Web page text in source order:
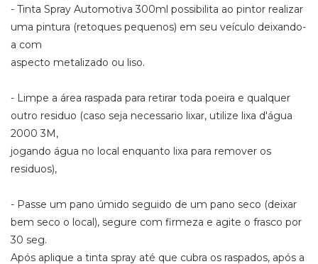
- Tinta Spray Automotiva 300ml possibilita ao pintor realizar
uma pintura (retoques pequenos) em seu veículo deixando-
a com
aspecto metalizado ou liso.
- Limpe a área raspada para retirar toda poeira e qualquer
outro residuo (caso seja necessario lixar, utilize lixa d'água
2000 3M,
jogando água no local enquanto lixa para remover os
residuos),
- Passe um pano úmido seguido de um pano seco (deixar
bem seco o local), segure com firmeza e agite o frasco por
30 seg.
Após aplique a tinta spray até que cubra os raspados, após a